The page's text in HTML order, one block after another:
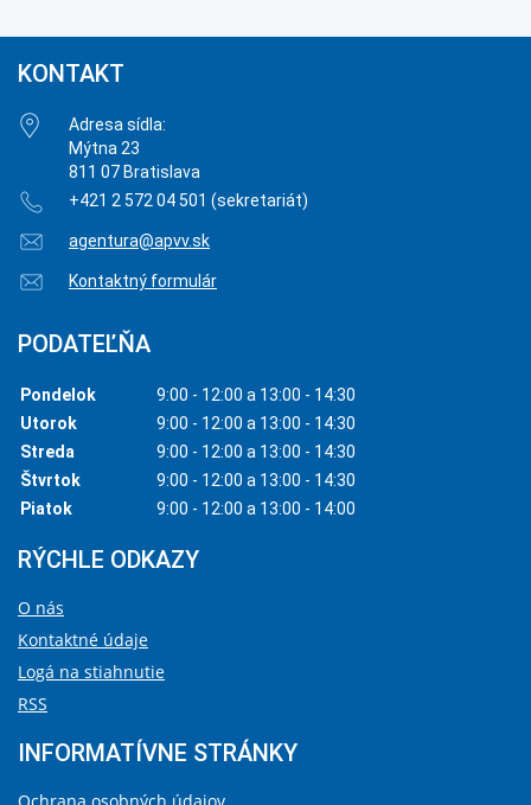
KONTAKT
Adresa sídla:
Mýtna 23
811 07 Bratislava
+421 2 572 04 501 (sekretariát)
agentura@apvv.sk
Kontaktný formulár
PODATEĽŇA
Pondelok
9:00 - 12:00 a 13:00 - 14:30
Utorok
9:00 - 12:00 a 13:00 - 14:30
Streda
9:00 - 12:00 a 13:00 - 14:30
Štvrtok
9:00 - 12:00 a 13:00 - 14:30
Piatok
9:00 - 12:00 a 13:00 - 14:00
RÝCHLE ODKAZY
O nás
Kontaktné údaje
Logá na stiahnutie
RSS
INFORMATÍVNE STRÁNKY